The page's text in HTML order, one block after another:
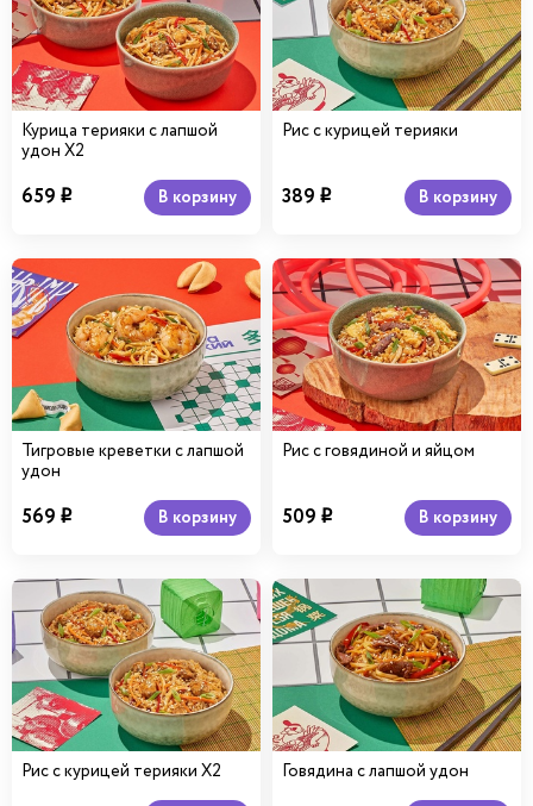
Курица терияки с лапшой
удон Х2
659 i В корзину
Рис с курицей терияки
389 i В корзину
Тигровые креветки с лапшой
удон
569 i В корзину
Рис с говядиной и яйцом
509 i В корзину
Рис с курицей терияки Х2 Говядина с лапшой удон